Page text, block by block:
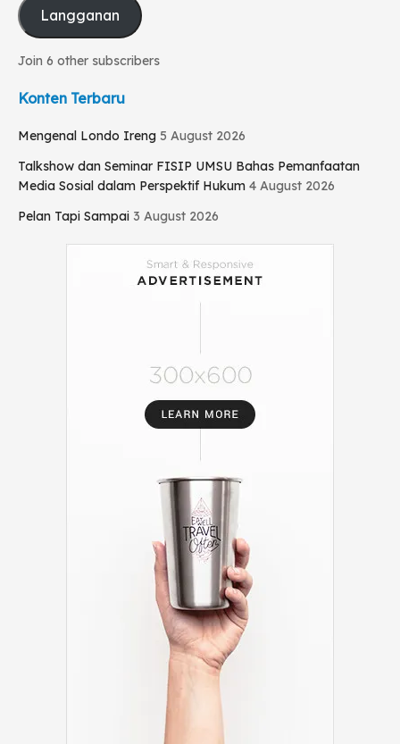
Langganan
Join 6 other subscribers
Konten Terbaru
Mengenal Londo Ireng 5 August 2026
Talkshow dan Seminar FISIP UMSU Bahas Pemanfaatan
Media Sosial dalam Perspektif Hukum 4 August 2026
Pelan Tapi Sampai 3 August 2026